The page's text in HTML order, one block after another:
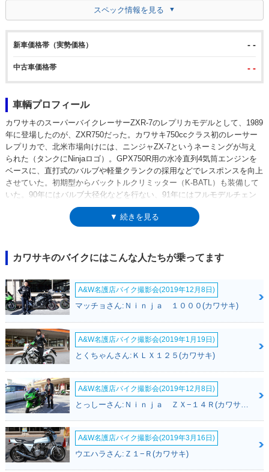
スペック情報を見る
新車価格帯（実勢価格） - -
中古車価格帯 - -
車輌プロフィール
カワサキのスーパーバイクレーサーZXR-7のレプリカモデルとして、1989
年に登場したのが、ZXR750だった。カワサキ750ccクラス初のレーサー
レプリカで、北米市場向けには、ニンジャZX-7というネーミングが与え
られた（タンクにNinjaロゴ）。GPX750R用の水冷直列4気筒エンジンを
ベースに、直打式のバルブや軽量クランクの採用などでレスポンスを向上
させていた。初期型からバックトルクリミッター（K-BATL）も装備して
いた。90年にはバルブ大径化などを行ない、91年にはフルモデルチェン
ジを受け、93年モデルでは初期モデル以来、フロントカウル上部の左右に
あったエアダクトがヘッドランプ下に移設されるなどの変更を受けた。
して、レースベースとなるZXR750Rもラインナップされていた。
▼ 続きを見る
カワサキのバイクにはこんな人たちが乗ってます
A&W名護店バイク撮影会(2019年12月8日)
マッチョさん:Ｎｉｎｊａ １０００(カワサキ)
A&W名護店バイク撮影会(2019年1月19日)
とくちゃんさん:ＫＬＸ１２５(カワサキ)
A&W名護店バイク撮影会(2019年12月8日)
A&W名護店バイク撮影会(2019年3月16日)
ウエハラさん:Ｚ１−Ｒ(カワサキ)